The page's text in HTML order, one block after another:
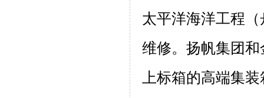
太平洋海洋工程
维修。扬帆集团
上标箱的高端集